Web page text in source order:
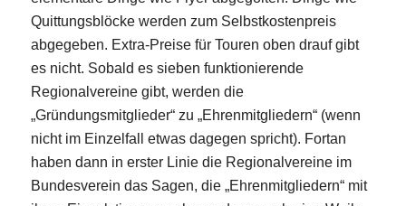
Quittungsblöcke werden zum Selbstkostenpreis
abgegeben. Extra-Preise für Touren oben drauf gibt
es nicht. Sobald es sieben funktionierende
Regionalvereine gibt, werden die
„Gründungsmitglieder“ zu „Ehrenmitgliedern“ (wenn
nicht im Einzelfall etwas dagegen spricht). Fortan
haben dann in erster Linie die Regionalvereine im
Bundesverein das Sagen, die „Ehrenmitgliedern“ mit